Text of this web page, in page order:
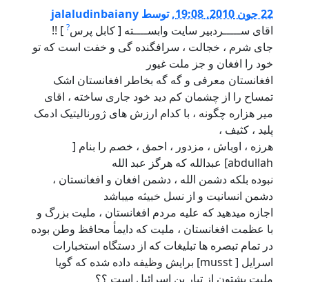
22 جون 2010, 19:08 ,توسط jalaludinbaiany
اقای ســـــردبير سايت وابســــته [ کابل پرس?
] !!
جای شرم ، خجالت ، سرافگنده گی و خفت است که تو
خود را افغان و جز ملت غيور
افغانستان معرفی و گه گه بخاطر افغانستان اشک
تمساح را از چشمان کم ديد خود جاری ساخته ، اقای
مير هزاره چگونه ، با کدام ارزش های ژورناليتيک ادمک
پليد ، کثيف ،
هرزه ، اوباش ، مزدور ، احمق ، خصم را بنام [
abdullah] عبدالله که هرگز عبد الله
نبوده بلکه دشمن الله ، دشمن افغان و افغانستان ،
دشمن انسانيت و از نسل خبيثه ميباشد
اجازه ميدهيد که عليه مردم افغانستان ، مليت بزرگ و
با عظمت افغانستان ، مليت که دايمأ محافظ وطن بوده
در تمام تبصره ها تبليغات که از دستگاه استخبارات
اسرايل [ musst] برايش وظيفه داده شده که گويا
مليت پشتون از تبار بن اسرائيل است ؟؟